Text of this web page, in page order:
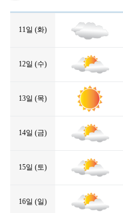
11일 (화)
12일 (수)
13일 (목)
14일 (금)
15일 (토)
16일 (일)